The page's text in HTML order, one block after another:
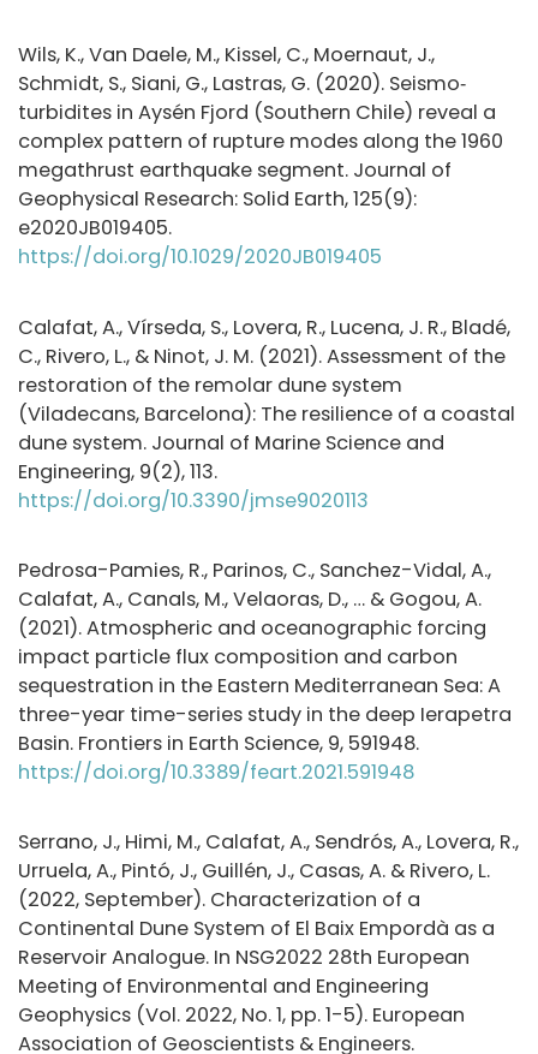
Wils, K., Van Daele, M., Kissel, C., Moernaut, J.,
Schmidt, S., Siani, G., Lastras, G. (2020). Seismo‐
turbidites in Aysén Fjord (Southern Chile) reveal a
complex pattern of rupture modes along the 1960
megathrust earthquake segment. Journal of
Geophysical Research: Solid Earth, 125(9):
e2020JB019405.
https://doi.org/10.1029/2020JB019405
Calafat, A., Vírseda, S., Lovera, R., Lucena, J. R., Bladé,
C., Rivero, L., & Ninot, J. M. (2021). Assessment of the
restoration of the remolar dune system
(Viladecans, Barcelona): The resilience of a coastal
dune system. Journal of Marine Science and
Engineering, 9(2), 113.
https://doi.org/10.3390/jmse9020113
Pedrosa-Pamies, R., Parinos, C., Sanchez-Vidal, A.,
Calafat, A., Canals, M., Velaoras, D., … & Gogou, A.
(2021). Atmospheric and oceanographic forcing
impact particle flux composition and carbon
sequestration in the Eastern Mediterranean Sea: A
three-year time-series study in the deep Ierapetra
Basin. Frontiers in Earth Science, 9, 591948.
https://doi.org/10.3389/feart.2021.591948
Serrano, J., Himi, M., Calafat, A., Sendrós, A., Lovera, R.,
Urruela, A., Pintó, J., Guillén, J., Casas, A. & Rivero, L.
(2022, September). Characterization of a
Continental Dune System of El Baix Empordà as a
Reservoir Analogue. In NSG2022 28th European
Meeting of Environmental and Engineering
Geophysics (Vol. 2022, No. 1, pp. 1-5). European
Association of Geoscientists & Engineers.